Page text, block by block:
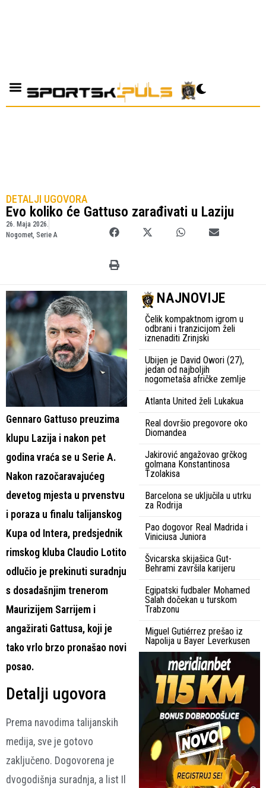
DETALJI UGOVORA
Evo koliko će Gattuso zarađivati u Laziju
26. Maja 2026.
Nogomet Serie A
Gennaro Gattuso preuzima
klupu Lazija i nakon pet
godina vraća se u Serie A.
Nakon razočaravajućeg
devetog mjesta u prvenstvu
i poraza u finalu talijanskog
Kupa od Intera, predsjednik
rimskog kluba Claudio Lotito
odlučio je prekinuti suradnju
s dosadašnjim trenerom
Maurizijem Sarrijem i
angažirati Gattusa, koji je
tako vrlo brzo pronašao novi
posao.
Detalji ugovora
Prema navodima talijanskih
medija, sve je gotovo
zaključeno. Dogovorena je
dvogodišnja suradnja, a list Il
NAJNOVIJE
Čelik kompaktnom igrom u
odbrani i tranzicijom želi
iznenaditi Zrinjski
Ubijen je David Owori (27),
jedan od najboljih
nogometaša afričke zemlje
Atlanta United želi Lukakua
Real dovršio pregovore oko
Diomandea
Jakirović angažovao grčkog
golmana Konstantinosa
Tzolakisa
Barcelona se uključila u utrku
za Rodrija
Pao dogovor Real Madrida i
Viniciusa Juniora
Švicarska skijašica Gut-
Behrami završila karijeru
Egipatski fudbaler Mohamed
Salah dočekan u turskom
Trabzonu
Miguel Gutiérrez prešao iz
Napolija u Bayer Leverkusen